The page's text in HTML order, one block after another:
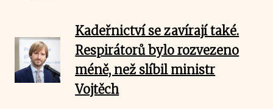
Kadeřnictví se zavírají také.
Respirátorů bylo rozvezeno
méně, než slíbil ministr
Vojtěch